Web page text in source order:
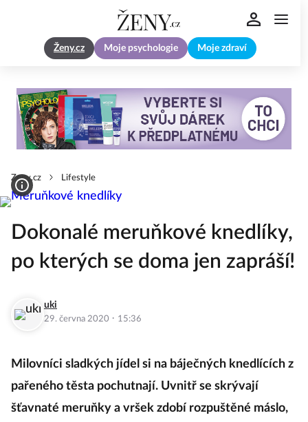
Ženy.cz Moje psychologie Moje zdraví
Zeny.cz Lifestyle
Dokonalé meruňkové knedlíky,
po kterých se doma jen zapráší!
uki
29. června 2020 · 15:36
Milovníci sladkých jídel si na báječných knedlících z
pařeného těsta pochutnají. Uvnitř se skrývají
šťavnaté meruňky a vršek zdobí rozpuštěné máslo,